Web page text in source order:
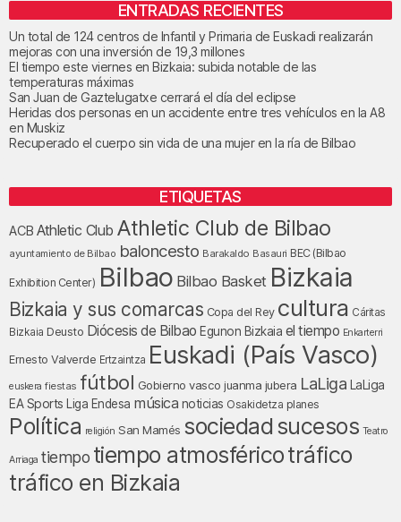
ENTRADAS RECIENTES
Un total de 124 centros de Infantil y Primaria de Euskadi realizarán
mejoras con una inversión de 19,3 millones
El tiempo este viernes en Bizkaia: subida notable de las
temperaturas máximas
San Juan de Gaztelugatxe cerrará el día del eclipse
Heridas dos personas en un accidente entre tres vehículos en la A8
en Muskiz
Recuperado el cuerpo sin vida de una mujer en la ría de Bilbao
ETIQUETAS
ACB Athletic Club Athletic Club de Bilbao
ayuntamiento de Bilbao baloncesto Barakaldo Basauri BEC (Bilbao
Exhibition Center) Bilbao Bilbao Basket Bizkaia
Bizkaia y sus comarcas Copa del Rey cultura Cáritas
Bizkaia Deusto Diócesis de Bilbao Egunon Bizkaia el tiempo Enkarterri
Ernesto Valverde Ertzaintza Euskadi (País Vasco)
euskera fiestas fútbol Gobierno vasco juanma jubera LaLiga LaLiga
EA Sports
Liga Endesa música noticias Osakidetza planes
Política religión San Mamés sociedad sucesos Teatro
Arriaga tiempo tiempo atmosféricotráfico
tráfico en Bizkaia